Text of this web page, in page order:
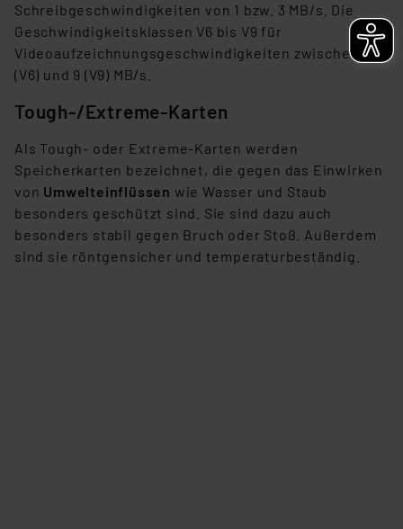
Schreibgeschwindigkeiten von 1 bzw. 3 MB/s. Die
Geschwindigkeitsklassen V6 bis V9 für
Videoaufzeichnungsgeschwindigkeiten zwischen 6
(V6) und 9 (V9) MB/s.
Tough-/Extreme-Karten
Als Tough- oder Extreme-Karten werden
Speicherkarten bezeichnet, die gegen das Einwirken
von Umwelteinflüssen wie Wasser und Staub
besonders geschützt sind. Sie sind dazu auch
besonders stabil gegen Bruch oder Stoß. Außerdem
sind sie röntgensicher und temperaturbeständig.